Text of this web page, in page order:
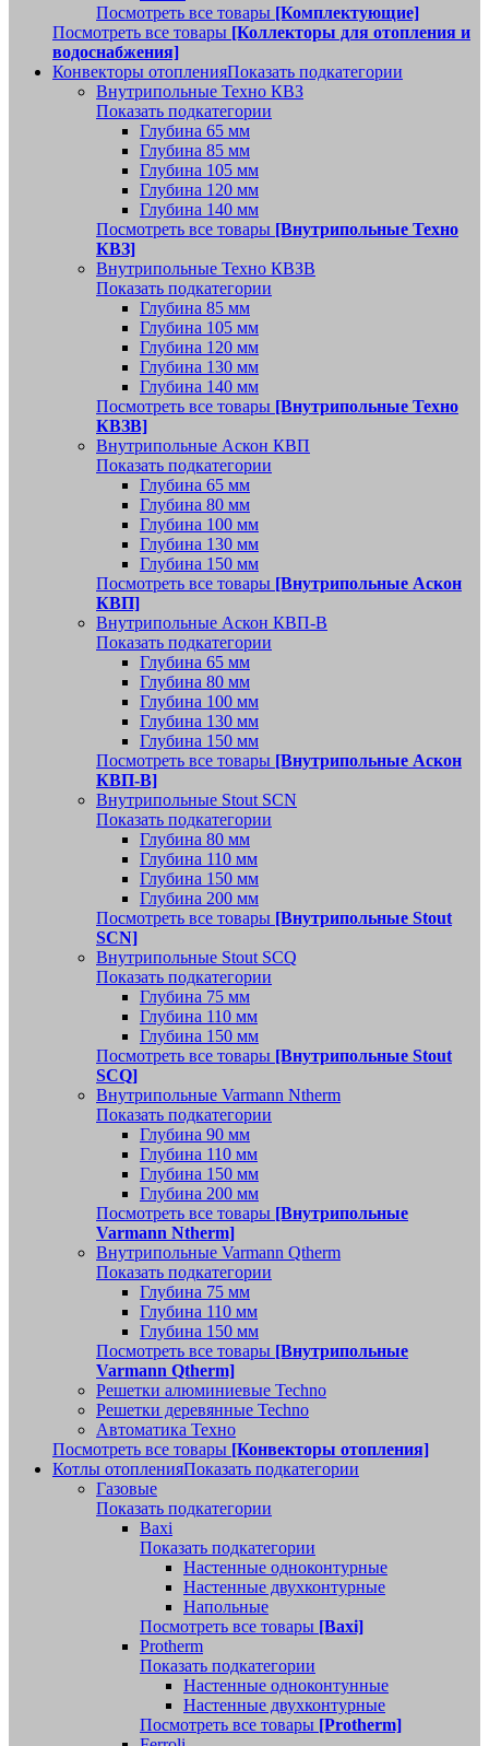
Посмотреть все товары [Комплектующие]
Посмотреть все товары [Коллекторы для отопления и
водоснабжения]
Конвекторы отопленияПоказать подкатегории
Внутрипольные Техно КВЗ
Показать подкатегории
Глубина 65 мм
Глубина 85 мм
Глубина 105 мм
Глубина 120 мм
Глубина 140 мм
Посмотреть все товары [Внутрипольные Техно
КВЗ]
Внутрипольные Техно КВЗВ
Показать подкатегории
Глубина 85 мм
Глубина 105 мм
Глубина 120 мм
Глубина 130 мм
Глубина 140 мм
Посмотреть все товары [Внутрипольные Техно
КВЗВ]
Внутрипольные Аскон КВП
Показать подкатегории
Глубина 65 мм
Глубина 80 мм
Глубина 100 мм
Глубина 130 мм
Глубина 150 мм
Посмотреть все товары [Внутрипольные Аскон
КВП]
Внутрипольные Аскон КВП-В
Показать подкатегории
Глубина 65 мм
Глубина 80 мм
Глубина 100 мм
Глубина 130 мм
Глубина 150 мм
Посмотреть все товары [Внутрипольные Аскон
КВП-В]
Внутрипольные Stout SCN
Показать подкатегории
Глубина 80 мм
Глубина 110 мм
Глубина 150 мм
Глубина 200 мм
Посмотреть все товары [Внутрипольные Stout
SCN]
Внутрипольные Stout SCQ
Показать подкатегории
Глубина 75 мм
Глубина 110 мм
Глубина 150 мм
Посмотреть все товары [Внутрипольные Stout
SCQ]
Внутрипольные Varmann Ntherm
Показать подкатегории
Глубина 90 мм
Глубина 110 мм
Глубина 150 мм
Глубина 200 мм
Посмотреть все товары [Внутрипольные
Varmann Ntherm]
Внутрипольные Varmann Qtherm
Показать подкатегории
Глубина 75 мм
Глубина 110 мм
Глубина 150 мм
Посмотреть все товары [Внутрипольные
Varmann Qtherm]
Решетки алюминиевые Techno
Решетки деревянные Techno
Автоматика Техно
Посмотреть все товары [Конвекторы отопления]
Котлы отопленияПоказать подкатегории
Газовые
Показать подкатегории
Baxi
Показать подкатегории
Настенные одноконтурные
Настенные двухконтурные
Напольные
Посмотреть все товары [Baxi]
Protherm
Показать подкатегории
Настенные одноконтунные
Настенные двухконтурные
Посмотреть все товары [Protherm]